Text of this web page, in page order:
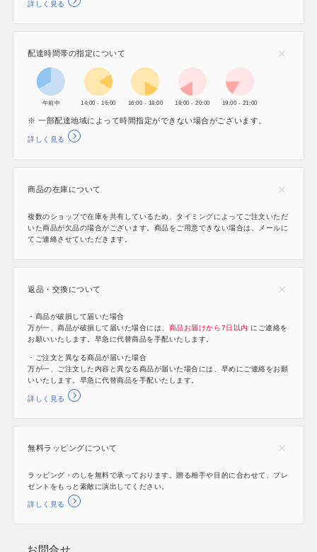
詳しく見る
配達時間帯の指定について
午前中 14:00 - 16:00 16:00 - 18:00 18:00 - 20:00 19:00 - 21:00
※ 一部配達地域によって時間指定ができない場合がございます。
詳しく見る
商品の在庫について
複数のショップで在庫を共有しているため、タイミングによってご注文いただ
いた商品が欠品の場合がございます。商品をご用意できない場合は、メールに
てご連絡させていただきます。
返品・交換について
・商品が破損して届いた場合
万が一、商品が破損して届いた場合には、 商品お届けから7日以内 にご連絡を
お願いいたします。早急に代替商品を手配いたします。
・ご注文と異なる商品が届いた場合
万が一、ご注文した内容と異なる商品が届いた場合には、早めにご連絡をお願
いいたします。早急に代替商品を手配いたします。
詳しく見る
無料ラッピングについて
ラッピング・のしを無料で承っております。贈る相手や目的に合わせて、プレ
ゼントをもっと素敵に演出してください。
詳しく見る
お問合せ